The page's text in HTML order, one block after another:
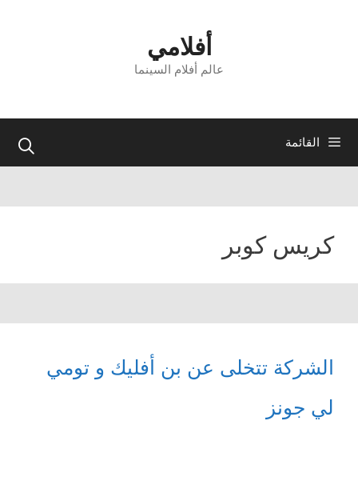
أفلامي
عالم أفلام السينما
القائمة
كريس كوبر
الشركة تتخلى عن بن أفليك و تومي
لي جونز